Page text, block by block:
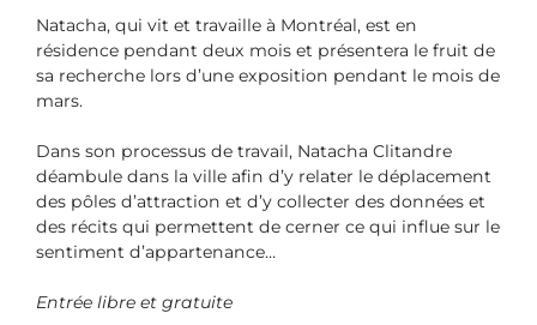
Natacha, qui vit et travaille à Montréal, est en
résidence pendant deux mois et présentera le fruit de
sa recherche lors d’une exposition pendant le mois de
mars.
Dans son processus de travail, Natacha Clitandre
déambule dans la ville afin d’y relater le déplacement
des pôles d’attraction et d’y collecter des données et
des récits qui permettent de cerner ce qui influe sur le
sentiment d’appartenance…
Entrée libre et gratuite